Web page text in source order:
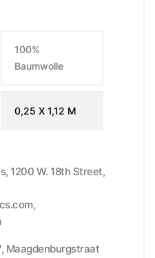
100%
Baumwolle
0,25 X 1,12 M
1200 W. 18th Street,
Maagdenburgstraat